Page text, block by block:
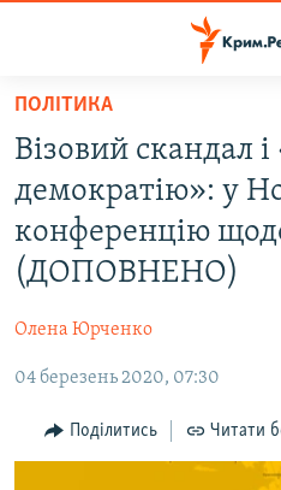
Перейти
основного
матеріалу
Перейти
до
основної
Перейти
до
ВІДЕО ТА ФОТО
ПОЛІТИКА
ПОГЛЯД
ІНТЕРВ'Ю
ВСЕ ЗА ДЕНЬ
ПОЛІТИКА
Візовий скандал і
демократію»: у
конференцію
(ДОПОВНЕНО)
Олена Юрченко
04 березень 2020, 07:30
Поділитись Читати